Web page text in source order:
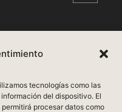
tecnologías como las
del dispositivo. El
procesar datos como